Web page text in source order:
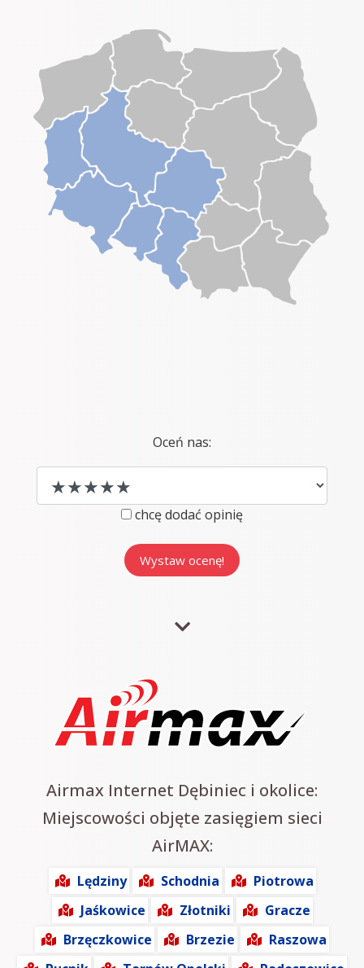
Oceń nas:
chcę dodać opinię
Airmax Internet Dębiniec i okolice:
Miejscowości objęte zasięgiem sieci
AirMAX:
Lędziny Schodnia
Piotrowa
Jaśkowice
Złotniki
Gracze
Brzęczkowice
Brzezie
Raszowa